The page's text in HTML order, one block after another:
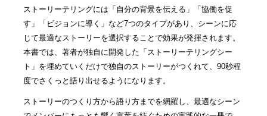
ストーリーテリングには「自分の背景を伝える」「協働を促
す」「ビジョンに導く」など7つのタイプがあり、シーンに応
じて最適なストーリーを選択することで効果が発揮されます。
本書では、著者が独自に開発した「ストーリーテリングシー
ト」を埋めていくだけで独自のストーリーがつくれて、90秒程
度でさくっと語り出せるようになります。
ストーリーのつくり方から語り方までを網羅し、最適なシーン